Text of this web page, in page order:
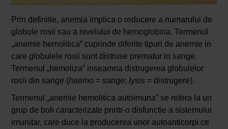
Prin definitie, anemia implica o reducere a numarului de
globule rosii sau a nivelului de hemoglobina. Termenul
„anemie hemolitica” cuprinde diferite tipuri de anemie in
care globulele rosii sunt distruse prematur in sange.
Termenul „hemoliza” inseamna distrugerea globulelor
rosii din sange (haemo = sange; lysis = distrugere).
Termenul „anemie hemolitica autoimuna” se refera la un
grup de boli caracterizate printr-o disfunctie a sistemului
imunitar, care duce la producerea unor autoanticorpi ce